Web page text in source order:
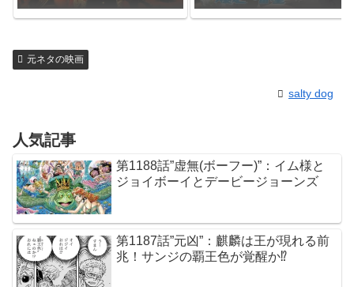
元ネタの映画
salty dog
人気記事
第1188話”虚無(ボーフー)”：イム様と
ジョイボーイとデービージョーンズ
第1187話”元凶”：麒麟は王が現れる前
兆！サンジの覇王色が覚醒か⁉︎